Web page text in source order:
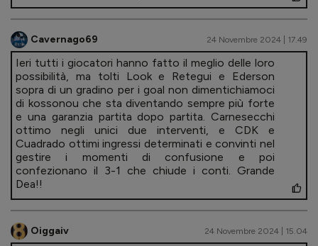
Cavernago69 24 Novembre 2024 | 17.49
Ieri tutti i giocatori hanno fatto il meglio delle loro
possibilità, ma tolti Look e Retegui e Ederson
sopra di un gradino per i goal non dimentichiamoci
di kossonou che sta diventando sempre più forte
e una garanzia partita dopo partita. Carnesecchi
ottimo negli unici due interventi, e CDK e
Cuadrado ottimi ingressi determinati e convinti nel
gestire i momenti di confusione e poi
confezionano il 3-1 che chiude i conti. Grande
Dea!!
Oiggaiv 24 Novembre 2024 | 15.04